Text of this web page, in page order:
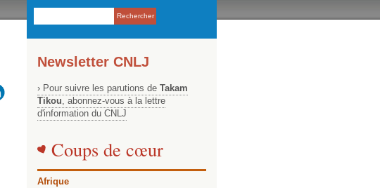
Newsletter CNLJ
› Pour suivre les parutions de Takam
Tikou, abonnez-vous à la lettre
d'information du CNLJ
Coups de cœur
Afrique